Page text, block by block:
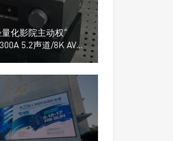
化影院主动权”
5.2声道/8K AV放